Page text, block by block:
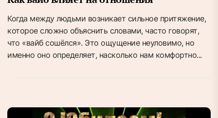
Когда между людьми возникает сильное притяжение,
которое сложно объяснить словами, часто говорят,
что «вайб сошёлся». Это ощущение неуловимо, но
именно оно определяет, насколько нам комфортно...